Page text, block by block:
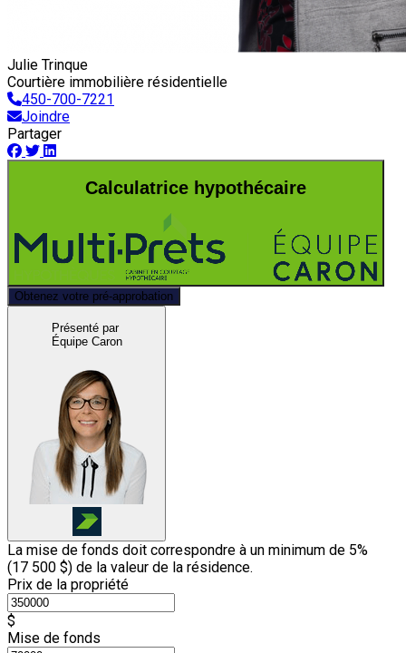
Julie Trinque
Courtière immobilière résidentielle
450-700-7221
Joindre
Partager
Calculatrice hypothécaire
Obtenez votre pré-approbation
Présenté par
Équipe Caron
La mise de fonds doit correspondre à un minimum de 5%
(17 500 $) de la valeur de la résidence.
Prix de la propriété
$
Mise de fonds